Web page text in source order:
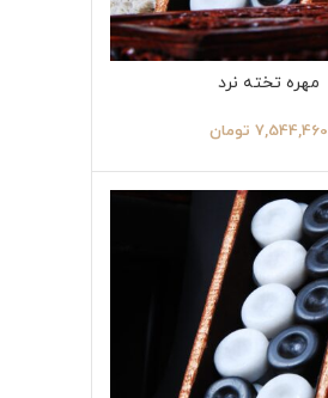
مهره تخته نرد
7,544,460 تومان